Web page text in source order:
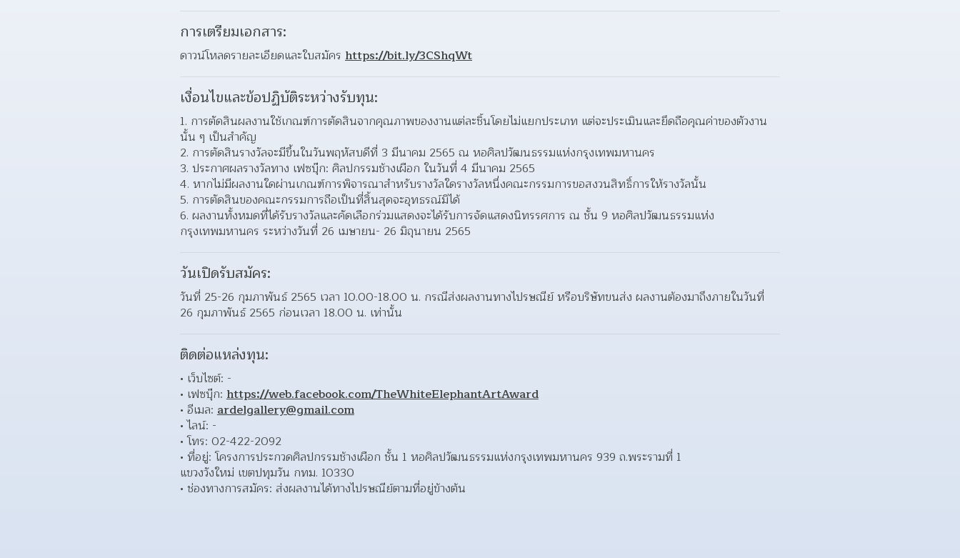
การเตรียมเอกสาร:
ดาวน์โหลดรายละเอียดและใบสมัคร https://bit.ly/3CShqWt
เงื่อนไขและข้อปฏิบัติระหว่างรับทุน:
การตัดสินผลงานใช้เกณฑ์การตัดสินจากคุณภาพของงานแต่ละชิ้นโดยไม่แยกประเภท แต่จะประเมินและยึดถือคุณค่าของตัวงาน
นั้น ๆ เป็นสำคัญ
การตัดสินรางวัลจะมีขึ้นในวันพฤหัสบดีที่ 3 มีนาคม 2565 ณ หอศิลปวัฒนธรรมแห่งกรุงเทพมหานคร
ประกาศผลรางวัลทาง เฟซบุ๊ก: ศิลปกรรมช้างเผือก ในวันที่ 4 มีนาคม 2565
หากไม่มีผลงานใดผ่านเกณฑ์การพิจารณาสำหรับรางวัลใดรางวัลหนึ่งคณะกรรมการขอสงวนสิทธิ์การให้รางวัลนั้น
การตัดสินของคณะกรรมการถือเป็นที่สิ้นสุดจะอุทธรณ์มิได้
ผลงานทั้งหมดที่ได้รับรางวัลและคัดเลือกร่วมแสดงจะได้รับการจัดแสดงนิทรรศการ ณ ชั้น 9 หอศิลปวัฒนธรรมแห่ง
กรุงเทพมหานคร ระหว่างวันที่ 26 เมษายน- 26 มิถุนายน 2565
วันเปิดรับสมัคร:
วันที่ 25-26 กุมภาพันธ์ 2565 เวลา 10.00-18.00 น. กรณีส่งผลงานทางไปรษณีย์ หรือบริษัทขนส่ง ผลงานต้องมาถึงภายในวันที่
26 กุมภาพันธ์ 2565 ก่อนเวลา 18.00 น. เท่านั้น
ติดต่อแหล่งทุน:
เว็บไซต์: -
เฟซบุ๊ก: https://web.facebook.com/TheWhiteElephantArtAward
อีเมล: ardelgallery@gmail.com
ไลน์: -
โทร: 02-422-2092
ที่อยู่: โครงการประกวดศิลปกรรมช้างเผือก ชั้น 1 หอศิลปวัฒนธรรมแห่งกรุงเทพมหานคร 939 ถ.พระรามที่ 1
แขวงวังใหม่ เขตปทุมวัน กทม. 10330
ช่องทางการสมัคร: ส่งผลงานได้ทางไปรษณีย์ตามที่อยู่ข้างต้น